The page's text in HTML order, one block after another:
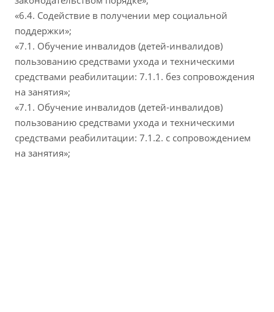
«6.4. Содействие в получении мер социальной
поддержки»;
«7.1. Обучение инвалидов (детей-инвалидов)
пользованию средствами ухода и техническими
средствами реабилитации: 7.1.1. без сопровождения
на занятия»;
«7.1. Обучение инвалидов (детей-инвалидов)
пользованию средствами ухода и техническими
средствами реабилитации: 7.1.2. с сопровождением
на занятия»;